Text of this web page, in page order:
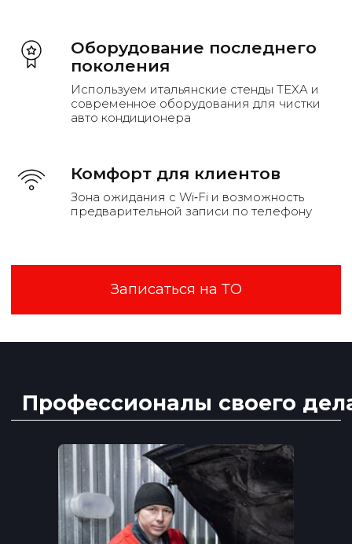
Оборудование последнего
поколения
Используем итальянские стенды TEXA и
современное оборудования для чистки
авто кондиционера
Комфорт для клиентов
Зона ожидания с Wi‑Fi и возможность
предварительной записи по телефону